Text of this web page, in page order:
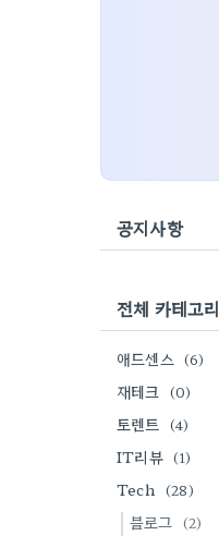
공지사항
전체 카테고리
애드센스 (6)
재테크 (0)
토렌트 (4)
IT리뷰 (1)
Tech (28)
블로그 (2)